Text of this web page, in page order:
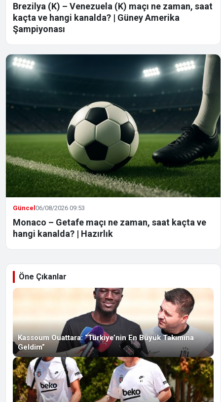
Brezilya (K) – Venezuela (K) maçı ne zaman, saat
kaçta ve hangi kanalda? | Güney Amerika
Şampiyonası
Güncel06/08/2026 09:53
Monaco – Getafe maçı ne zaman, saat kaçta ve
hangi kanalda? | Hazırlık
Öne Çıkanlar
Kassoum Ouattara: “Türkiye’nin En Büyük Takımına
Geldim”